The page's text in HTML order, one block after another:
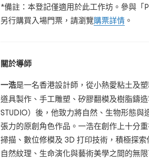
*備註：本登記僅適用於此工作坊。參與「
另行購買入場門票，請瀏覽購票詳情 。
關於導師
一浩是一名香港設計師，從小熱愛粘土及
道具製作、手工雕塑、矽膠翻模及樹脂鑄
STUDIO）後，他致力將自然、生物形態
張力的原創角色作品。一浩在創作上十分
掃描、數位修模及 3D 打印技術，積極探
自然紋理、生命演化與藝術美學之間的無限